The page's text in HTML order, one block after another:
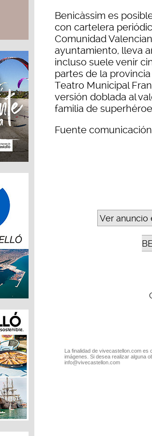
Benicàssim es
con cartelera
Comunidad
ayuntamiento, lleva
incluso suele venir
partes de la
Teatro Municipal
versión doblada al
familia de
Fuente
Ver anuncio
La finalidad de vivecastellon.com
imágenes. Si desea realizar alguna
info@vivecastellon.com